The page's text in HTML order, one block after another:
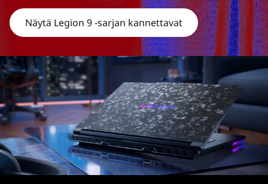
n
t
t
a
v
a
Näytä Legion 9 -sarjan kannettavat